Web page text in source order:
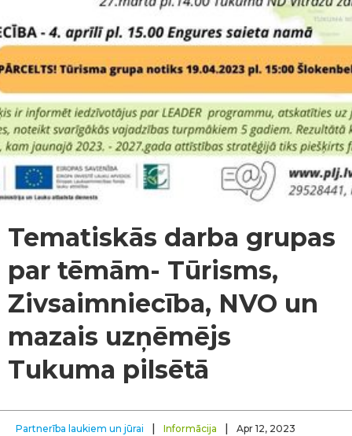
Tematiskās darba grupas
par tēmām- Tūrisms,
Zivsaimniecība, NVO un
mazais uzņēmējs
Tukuma pilsētā
Partnerība laukiem un jūrai | Informācija | Apr 12, 2023